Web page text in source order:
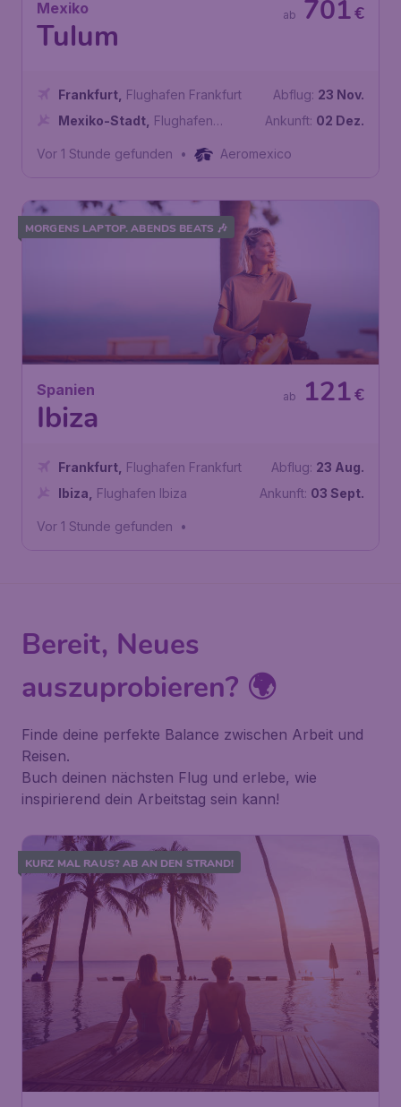
Mexiko
Tulum
€
701
Frankfurt Flughafen Frankfurt
Mexiko-Stadt Flughafen
Abflug: 23 Nov.
Ankunft: 02 Dez.
Vor 1 Stunde gefunden • Aeromexico
MORGENS LAPTOP. ABENDS BEATS 🎶
Spanien
Ibiza
€
121
ab
Frankfurt Flughafen Frankfurt
Ibiza
Flughafen Ibiza
Abflug: 23 Aug.
Ankunft: 03 Sept.
Vor 1 Stunde gefunden •
Bereit, Neues
auszuprobieren? 🌍
Finde deine perfekte Balance zwischen Arbeit und
Reisen.
Buch deinen nächsten Flug und erlebe, wie
inspirierend dein Arbeitstag sein kann!
KURZ MAL RAUS? AB AN DEN STRAND!